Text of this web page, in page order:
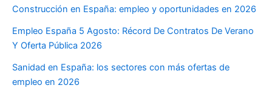
Construcción en España: empleo y oportunidades en 2026
Empleo España 5 Agosto: Récord De Contratos De Verano
Y Oferta Pública 2026
Sanidad en España: los sectores con más ofertas de
empleo en 2026